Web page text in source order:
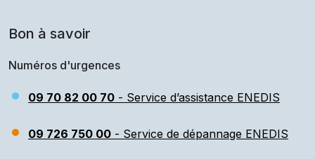
Bon à savoir
Numéros d'urgences
09 70 82 00 70 - Service d’assistance ENEDIS
09 726 750 00 - Service de dépannage ENEDIS